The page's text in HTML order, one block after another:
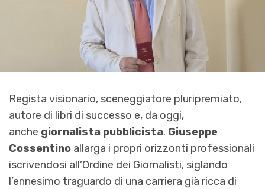
Regista visionario, sceneggiatore pluripremiato,
autore di libri di successo e, da oggi,
anche giornalista pubblicista. Giuseppe
Cossentino allarga i propri orizzonti professionali
iscrivendosi all’Ordine dei Giornalisti, siglando
l’ennesimo traguardo di una carriera già ricca di